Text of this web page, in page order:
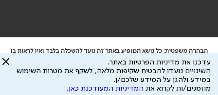
הבהרה משפטית: כל נושא המופיע באתר זה נועד להשכלה בלבד ואין לראות בו
ייעוץ רפואי או משפטי. אין הר"י אחראית לתוכן המתפרסם באתר זה ולכל נזק
שעלול להיגרם.
ידוע לי שהר"י אוספת ושומרת מידע אישי לצורך מתן השרות וכי חלק ממנו עשוי
להיות מועבר לצדדים שלישיים, הכל בכפוף למדיניות הפרטיות
עדכנו את מדיניות הפרטיות באתר.
השינויים נועדו להבטיח שקיפות מלאה, לשקף את מטרות השימוש
במידע ולהגן על המידע שלכם/ן.
מוזמנים/ות לקרוא את המדיניות המעודכנת כאן.